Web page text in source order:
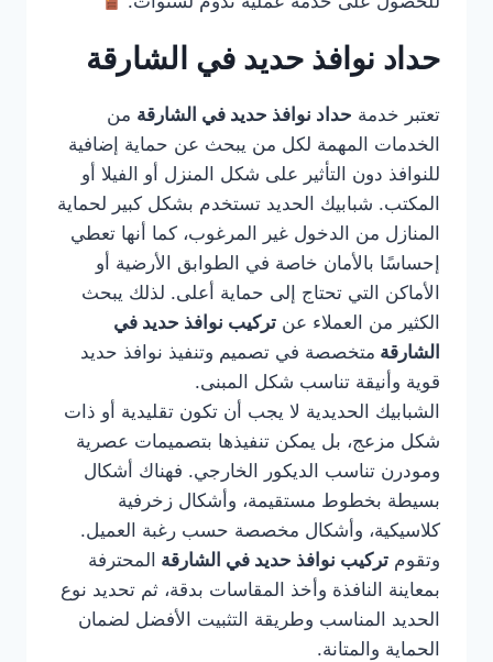
حداد نوافذ حديد في الشارقة
تعتبر خدمة حداد نوافذ حديد في الشارقة من
الخدمات المهمة لكل من يبحث عن حماية إضافية
للنوافذ دون التأثير على شكل المنزل أو الفيلا أو
المكتب. شبابيك الحديد تستخدم بشكل كبير لحماية
المنازل من الدخول غير المرغوب، كما أنها تعطي
إحساسًا بالأمان خاصة في الطوابق الأرضية أو
الأماكن التي تحتاج إلى حماية أعلى. لذلك يبحث
الكثير من العملاء عن تركيب نوافذ حديد في
الشارقة متخصصة في تصميم وتنفيذ نوافذ حديد
قوية وأنيقة تناسب شكل المبنى.
الشبابيك الحديدية لا يجب أن تكون تقليدية أو ذات
شكل مزعج، بل يمكن تنفيذها بتصميمات عصرية
ومودرن تناسب الديكور الخارجي. فهناك أشكال
بسيطة بخطوط مستقيمة، وأشكال زخرفية
كلاسيكية، وأشكال مخصصة حسب رغبة العميل.
وتقوم تركيب نوافذ حديد في الشارقة المحترفة
بمعاينة النافذة وأخذ المقاسات بدقة، ثم تحديد نوع
الحديد المناسب وطريقة التثبيت الأفضل لضمان
الحماية والمتانة.